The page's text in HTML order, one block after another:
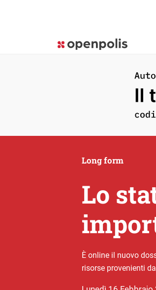
Lo
Long form
È online il nuovo
risorse provenienti